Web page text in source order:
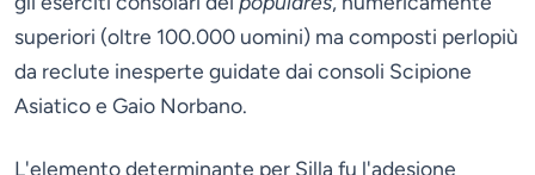
superiori (oltre 100.000 uomini) ma composti perlopiù
da reclute inesperte guidate dai consoli Scipione
Asiatico e Gaio Norbano.
L'elemento determinante per Silla fu l'adesione